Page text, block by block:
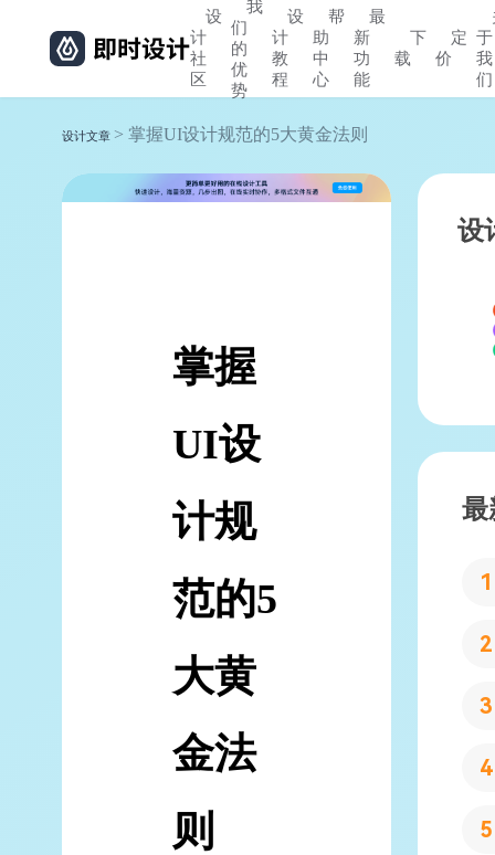
设
计
社
区
我
们
的
优
势
设
计
教
程
帮
助
中
心
最
新
功
能
下
载
定
价
于
我
们
设计文章 > 掌握UI设计规范的5大黄金法则
掌握
UI设
计规
范的5
大黄
金法
则
设
最